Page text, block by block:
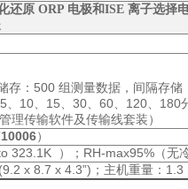
还原 ORP 电极和ISE 离子选择
存 ：500 组测量数据，间隔存储
5、10、15、30、60、120、180
理传输软件及传输线套装）
）
323.1K ）；RH-max95% （无
x 8.7 x 4.3”)； 主机重量 ：